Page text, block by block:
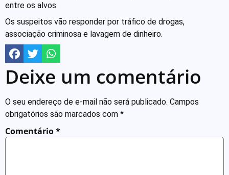
entre os alvos.
Os suspeitos vão responder por tráfico de drogas,
associação criminosa e lavagem de dinheiro.
Deixe um comentário
O seu endereço de e-mail não será publicado. Campos
obrigatórios são marcados com *
Comentário*